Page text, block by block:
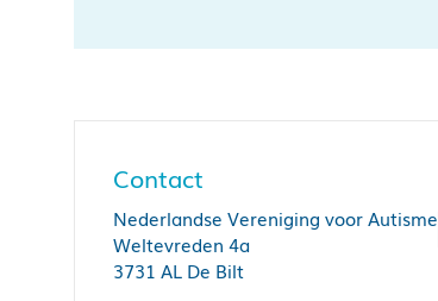
Contact
Nederlandse Vereniging voor Autisme
Weltevreden 4a
3731 AL De Bilt